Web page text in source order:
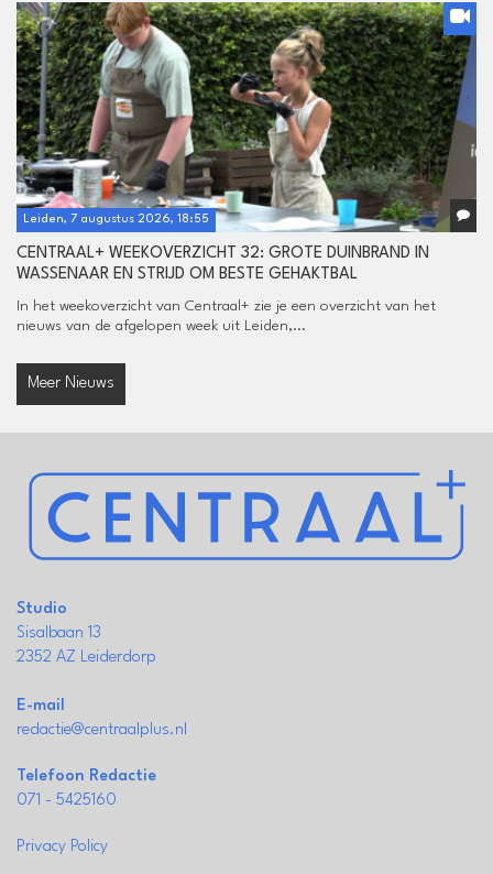
Leiden, 7 augustus 2026, 18:55
CENTRAAL+ WEEKOVERZICHT 32: GROTE DUINBRAND IN
WASSENAAR EN STRIJD OM BESTE GEHAKTBAL
In het weekoverzicht van Centraal+ zie je een overzicht van het
nieuws van de afgelopen week uit Leiden,...
Meer Nieuws
Studio
Sisalbaan 13
2352 AZ Leiderdorp
E-mail
redactie@centraalplus.nl
Telefoon Redactie
071 - 5425160
Privacy Policy